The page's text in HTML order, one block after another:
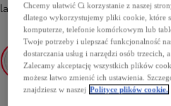
lakier podstawowy-040 Pure White
040 Pure White
Chcemy ułatwić Ci korzystanie z naszej
dlatego wykorzystujemy pliki cookie, które
komputerze, telefonie komórkowym lub
Twoje potrzeby i ulepszać funkcjonalność
dostarczania usług i narzędzi osób trzecich,
Zalecamy akceptację wszystkich plików
możesz łatwo zmienić ich ustawienia.
znajdziesz w naszej Polityce plików cookie.